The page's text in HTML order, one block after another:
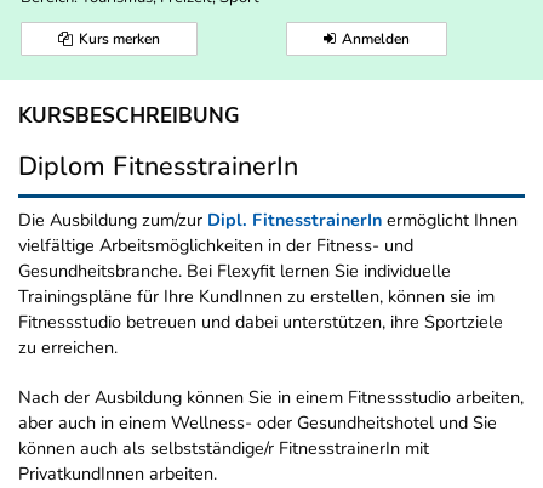
Kurs merken Anmelden
KURSBESCHREIBUNG
Diplom FitnesstrainerIn
Die Ausbildung zum/zur Dipl. FitnesstrainerIn ermöglicht Ihnen
vielfältige Arbeitsmöglichkeiten in der Fitness- und
Gesundheitsbranche. Bei Flexyfit lernen Sie individuelle
Trainingspläne für Ihre KundInnen zu erstellen, können sie im
Fitnessstudio betreuen und dabei unterstützen, ihre Sportziele
zu erreichen.
Nach der Ausbildung können Sie in einem Fitnessstudio arbeiten,
aber auch in einem Wellness- oder Gesundheitshotel und Sie
können auch als selbstständige/r FitnesstrainerIn mit
PrivatkundInnen arbeiten.